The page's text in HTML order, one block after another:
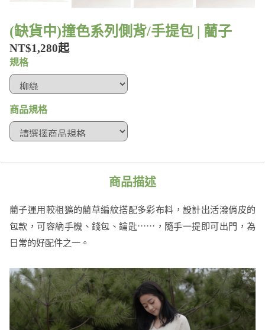
(缺貨中)撞色系列側背/手提包 | 藺子
NT$1,280起
規格
商品規格
商品描述
藺子運用較粗獷的藺草編紋搭配多彩布料，設計出活潑俏皮的
包款，可容納手機、錢包、鑰匙⋯⋯，隨手一提即可出門，為
日常的好配件之一。